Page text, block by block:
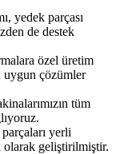
yedek parçası
de destek
özel üretim
uygun çözümler
tüm
yerli
olarak geliştirilmiştir.